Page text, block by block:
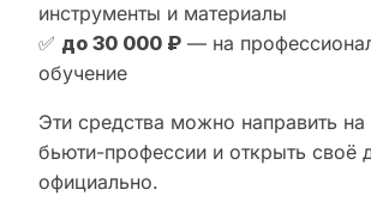
инструменты и материалы
✅ до 30 000 ₽ — на
обучение
Эти средства можно направить на
бьюти-профессии и открыть своё
официально.